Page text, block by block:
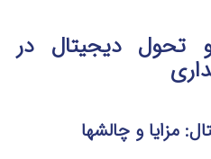
و تحول دیجیتال در
مزایا و چالشها